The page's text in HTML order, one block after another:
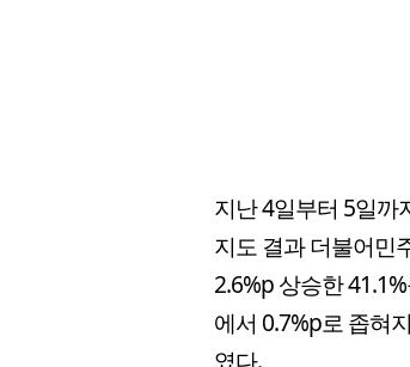
지난 4일부터 5일까
지도 결과 더불어민
2.6%p 상승한
에서 0.7%p로 좁혀
였다.